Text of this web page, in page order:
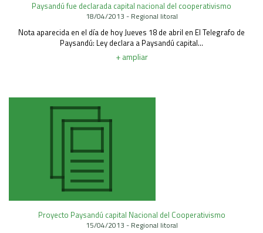
Área Rural
Acerca del Área
Programas
Recursos Digitales
Paysandú fue declarada capital nacional del cooperativismo
18/04/2013 - Regional litoral
Nota aparecida en el día de hoy Jueves 18 de abril en El Telegrafo de
Paysandú: Ley declara a Paysandú capital...
+ ampliar
Proyecto Paysandú capital Nacional del Cooperativismo
15/04/2013 - Regional litoral